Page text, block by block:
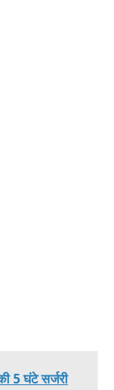
5 घंटे सर्जरी